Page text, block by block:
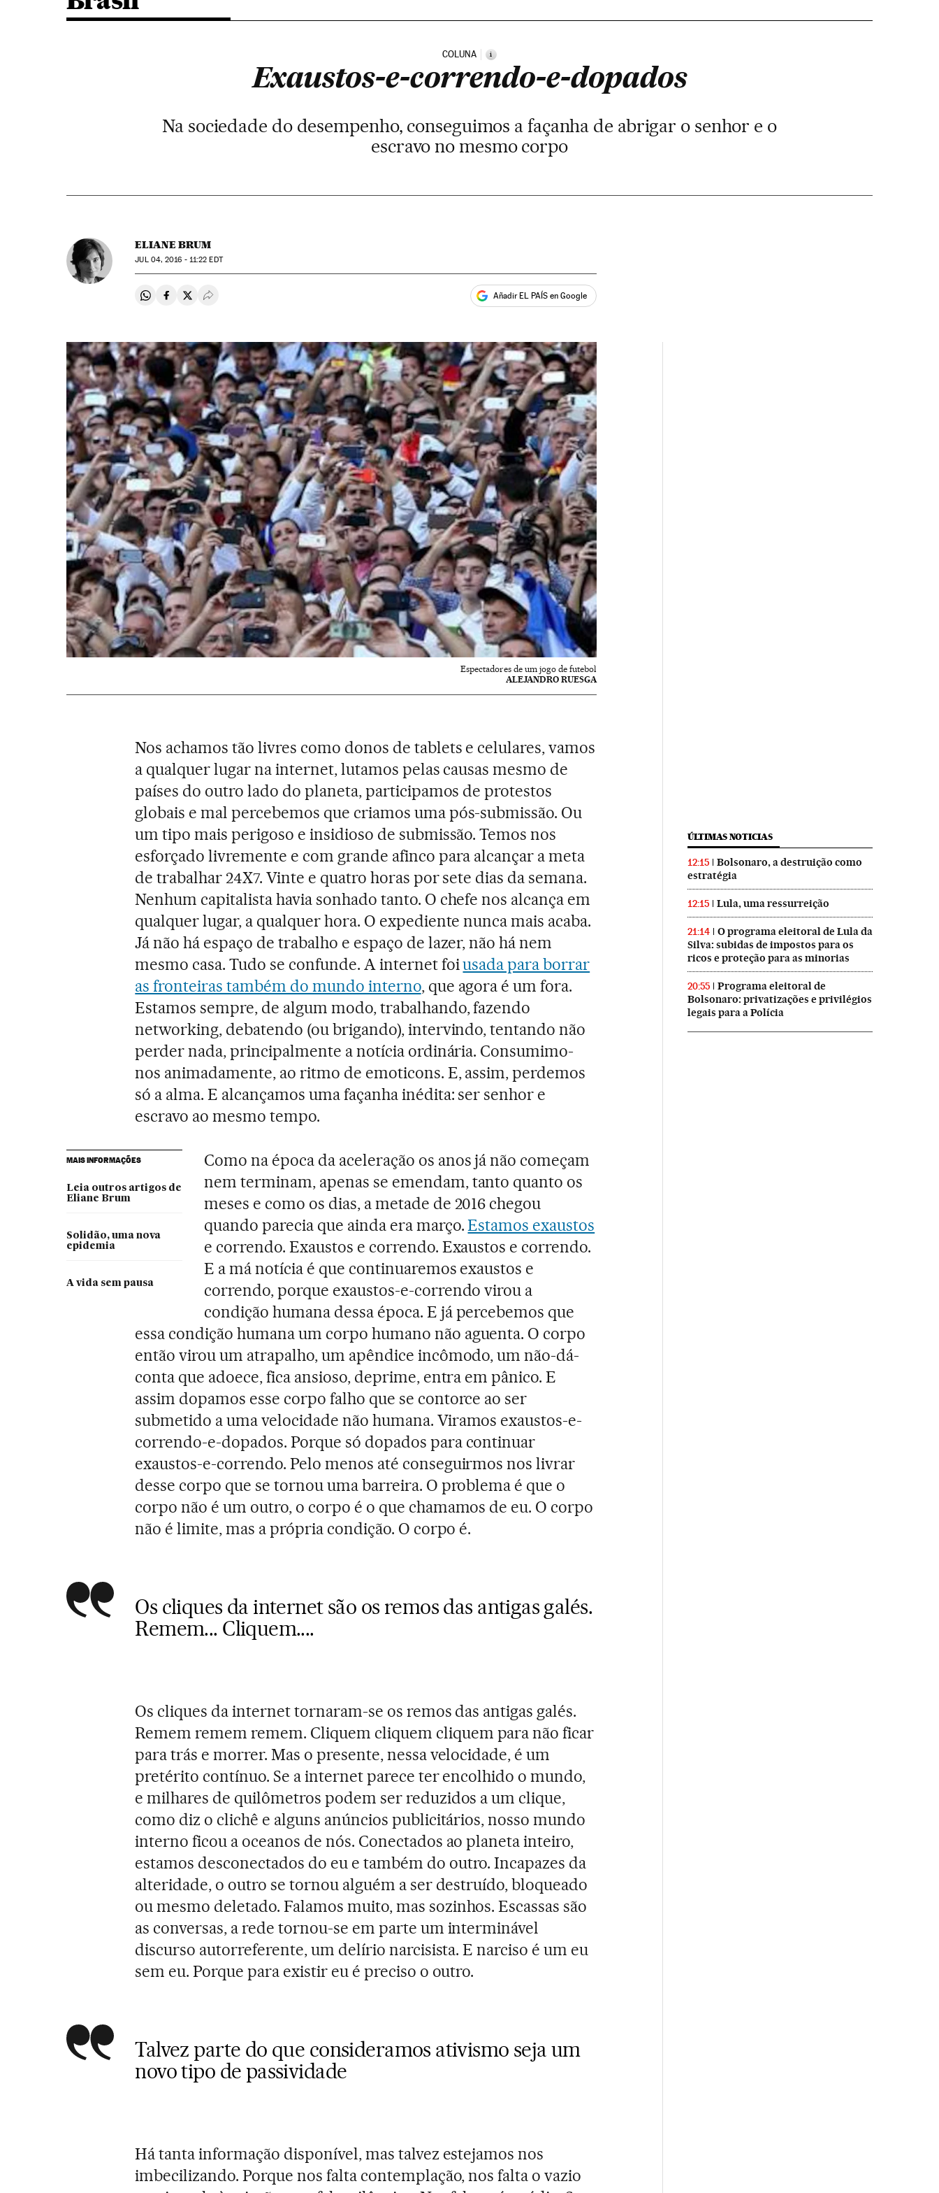
COLUNA i
Exaustos-e-correndo-e-dopados
Na sociedade do desempenho, conseguimos a façanha de abrigar o senhor e o
escravo no mesmo corpo
ELIANE BRUM
JUL04, 2016 - 11:22 EDT
Compartir en Whatsapp
Compartir en Facebook
Compartir en Twitter
Desplegar Redes Sociales Añadir EL PAÍS en Google
Espectadores de um jogo de futebol
ALEJANDRO RUESGA
Nos achamos tão livres como donos de tablets e celulares, vamos
a qualquer lugar na internet, lutamos pelas causas mesmo de
países do outro lado do planeta, participamos de protestos
globais e mal percebemos que criamos uma pós-submissão. Ou
um tipo mais perigoso e insidioso de submissão. Temos nos
esforçado livremente e com grande afinco para alcançar a meta
de trabalhar 24X7. Vinte e quatro horas por sete dias da semana.
Nenhum capitalista havia sonhado tanto. O chefe nos alcança em
qualquer lugar, a qualquer hora. O expediente nunca mais acaba.
Já não há espaço de trabalho e espaço de lazer, não há nem
mesmo casa. Tudo se confunde. A internet foiusada para borrar
as fronteiras também do mundo interno, que agora é um fora.
Estamos sempre, de algum modo, trabalhando, fazendo
networking, debatendo (ou brigando), intervindo, tentando não
perder nada, principalmente a notícia ordinária. Consumimo-
nos animadamente, ao ritmo de emoticons. E, assim, perdemos
só a alma. E alcançamos uma façanha inédita: ser senhor e
escravo ao mesmo tempo.
MAIS INFORMAÇÕES
Leia outros artigos de
Eliane Brum
Solidão, uma nova
epidemia
A vida sem pausa
Como na época da aceleração os anos já não começam
nem terminam, apenas se emendam, tanto quanto os
meses e como os dias, a metade de 2016 chegou
quando parecia que ainda era março.Estamos exaustos
e correndo. Exaustos e correndo. Exaustos e correndo.
E a má notícia é que continuaremos exaustos e
correndo, porque exaustos-e-correndo virou a
condição humana dessa época. E já percebemos que
essa condição humana um corpo humano não aguenta. O corpo
então virou um atrapalho, um apêndice incômodo, um não-dá-
conta que adoece, fica ansioso, deprime, entra em pânico. E
assim dopamos esse corpo falho que se contorce ao ser
submetido a uma velocidade não humana. Viramos exaustos-e-
correndo-e-dopados. Porque só dopados para continuar
exaustos-e-correndo. Pelo menos até conseguirmos nos livrar
desse corpo que se tornou uma barreira. O problema é que o
corpo não é um outro, o corpo é o que chamamos de eu. O corpo
não é limite, mas a própria condição. O corpo é.
Os cliques da internet são os remos das antigas galés.
Remem... Cliquem....
Os cliques da internet tornaram-se os remos das antigas galés.
Remem remem remem. Cliquem cliquem cliquem para não ficar
para trás e morrer. Mas o presente, nessa velocidade, é um
pretérito contínuo. Se a internet parece ter encolhido o mundo,
e milhares de quilômetros podem ser reduzidos a um clique,
como diz o clichê e alguns anúncios publicitários, nosso mundo
interno ficou a oceanos de nós. Conectados ao planeta inteiro,
estamos desconectados do eu e também do outro. Incapazes da
alteridade, o outro se tornou alguém a ser destruído, bloqueado
ou mesmo deletado. Falamos muito, mas sozinhos. Escassas são
as conversas, a rede tornou-se em parte um interminável
discurso autorreferente, um delírio narcisista. E narciso é um eu
sem eu. Porque para existir eu é preciso o outro.
Talvez parte do que consideramos ativismo seja um
novo tipo de passividade
Há tanta informação disponível, mas talvez estejamos nos
imbecilizando. Porque nos falta contemplação, nos falta o vazio
ÚLTIMAS NOTICIAS
12:15
Bolsonaro, a destruição como
estratégia
12:15 Lula, uma ressurreição
21:14
O programa eleitoral de Lula da
Silva: subidas de impostos para os
ricos e proteção para as minorias
20:55
Programa eleitoral de
Bolsonaro: privatizações e privilégios
legais para a Polícia